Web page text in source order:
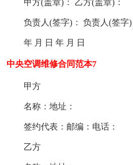
甲方(盖章)： 乙方(盖章)：
负责人(签字)： 负责人(签字)
年 月 日 年 月 日
中央空调维修合同范本7
甲方
名称：地址：
签约代表：邮编：电话：
乙方